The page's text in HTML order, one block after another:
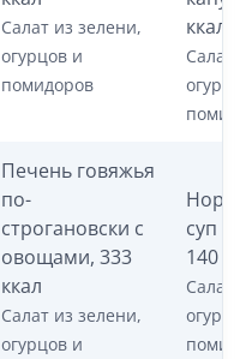
Салат из зелени,
огурцов и
помидоров
ккал
Салат
Печень говяжья
по-
строгановски с
овощами, 333
ккал
Салат из зелени,
огурцов и
суп с
140
Салат